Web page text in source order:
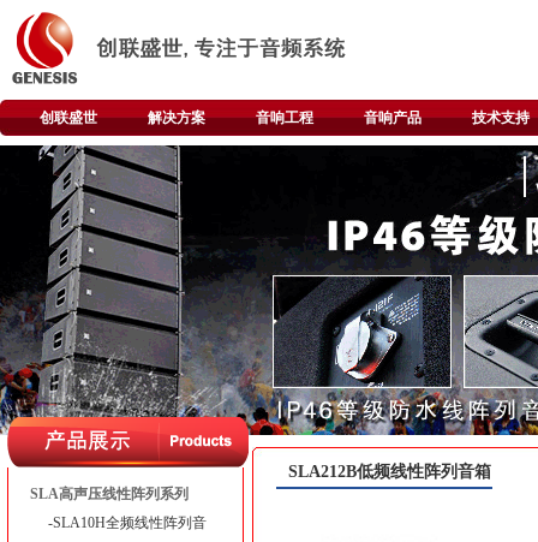
创联盛世 解决方案 音响工程 音响产品 技术支持
SLA高声压线性阵列系列
-SLA10H全频线性阵列音
SLA212B低频线性阵列音箱